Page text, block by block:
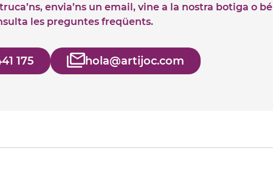
envia’ns un email, vine a la nostra botiga o bé
les preguntes freqüents.
175 hola@artijoc.com